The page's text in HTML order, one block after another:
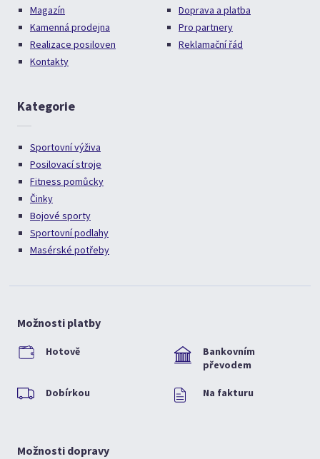
Magazín
Kamenná prodejna
Realizace posiloven
Kontakty
Doprava a platba
Pro partnery
Reklamační řád
Kategorie
Sportovní výživa
Posilovací stroje
Fitness pomůcky
Činky
Bojové sporty
Sportovní podlahy
Masérské potřeby
Možnosti platby
Hotově
Bankovním
převodem
Dobírkou Na fakturu
Možnosti dopravy